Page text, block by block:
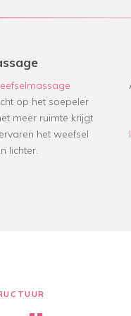
op het soepeler
meer ruimte krijgt
het weefsel
lichter.